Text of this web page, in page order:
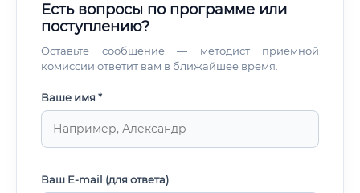
Есть вопросы по программе или
поступлению?
Оставьте сообщение — методист приемной
комиссии ответит вам в ближайшее время.
Ваше имя *
Ваш E-mail (для ответа)